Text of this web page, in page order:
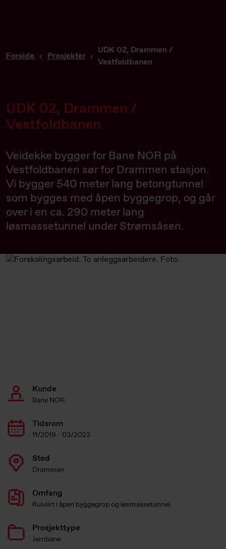
Forside Prosjekter
UDK 02, Drammen /
Vestfoldbanen
UDK 02, Drammen /
Vestfoldbanen
Veidekke bygger for Bane NOR på
Vestfoldbanen sør for Drammen stasjon.
Vi bygger 540 meter lang betongtunnel
som bygges med åpen byggegrop, og går
over i en ca. 290 meter lang
løsmassetunnel under Strømsåsen.
Kunde
Bane NOR
Tidsrom
11/2019 - 03/2023
Sted
Drammen
Omfang
Kulvert i åpen byggegrop og løsmassetunnel
Prosjekttype
Jernbane